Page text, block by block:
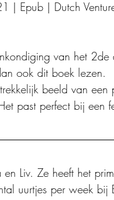
Epub | Dutch
van het 2de
ook dit boek lezen.
beeld van een
past perfect bij een
Liv. Ze heeft het
uurtjes per week bij